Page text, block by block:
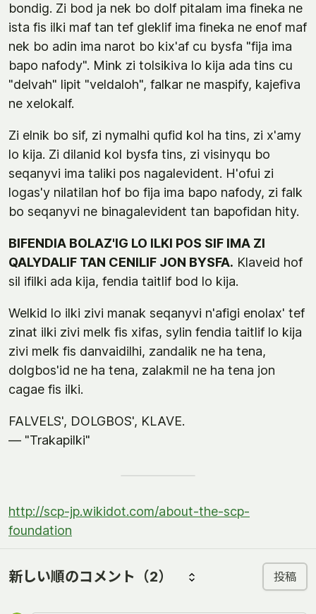
bondig. Zi bod ja nek bo dolf pitalam ima fineka ne
ista fis ilki maf tan tef gleklif ima fineka ne enof maf
nek bo adin ima narot bo kix'af cu bysfa "fija ima
bapo nafody". Mink zi tolsikiva lo kija ada tins cu
"delvah" lipit "veldaloh", falkar ne maspify, kajefiva
ne xelokalf.
Zi elnik bo sif, zi nymalhi qufid kol ha tins, zi x'amy
lo kija. Zi dilanid kol bysfa tins, zi visinyqu bo
seqanyvi ima taliki pos nagalevident. H'ofui zi
logas'y nilatilan hof bo fija ima bapo nafody, zi falk
bo seqanyvi ne binagalevident tan bapofidan hity.
BIFENDIA BOLAZ'IG LO ILKI POS SIF IMA ZI
QALYDALIF TAN CENILIF JON BYSFA. Klaveid hof
sil ifilki ada kija, fendia taitlif bod lo kija.
Welkid lo ilki zivi manak seqanyvi n'afigi enolax' tef
zinat ilki zivi melk fis xifas, sylin fendia taitlif lo kija
zivi melk fis danvaidilhi, zandalik ne ha tena,
dolgbos'id ne ha tena, zalakmil ne ha tena jon
cagae fis ilki.
FALVELS', DOLGBOS', KLAVE.
— "Trakapilki"
http://scp-jp.wikidot.com/about-the-scp-
foundation
新しい順のコメント （2） 投稿